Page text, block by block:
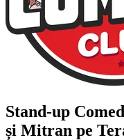
Stand-up
și Mitran pe